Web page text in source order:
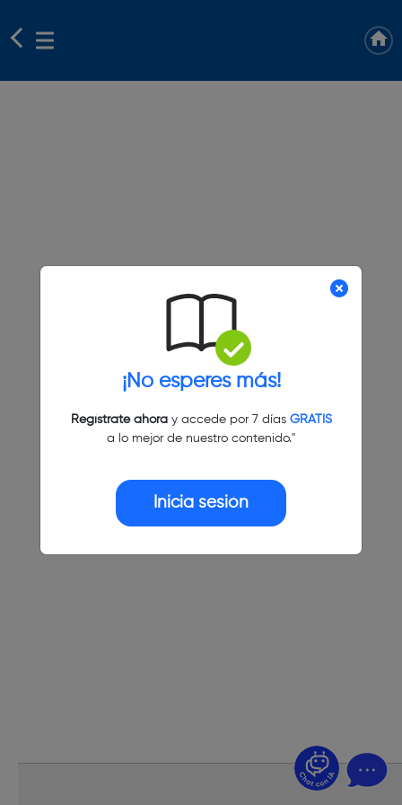
¡No esperes más!
Regístrate ahoray accede por 7 días GRATIS
a lo mejor de nuestro contenido."
Inicia sesión